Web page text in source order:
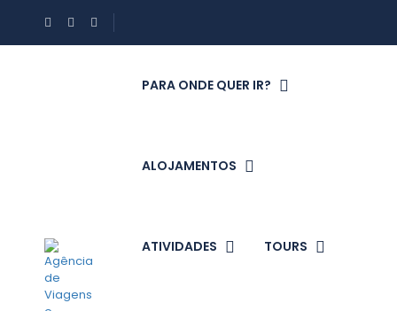
PARA ONDE QUER IR?
ALOJAMENTOS
ATIVIDADES TOURS